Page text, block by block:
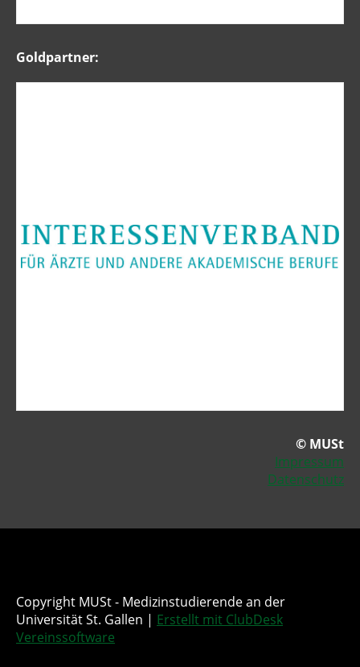
Goldpartner:
© MUSt
Impressum
Datenschutz
Copyright MUSt - Medizinstudierende an der
Universität St. Gallen | Erstellt mit ClubDesk
Vereinssoftware